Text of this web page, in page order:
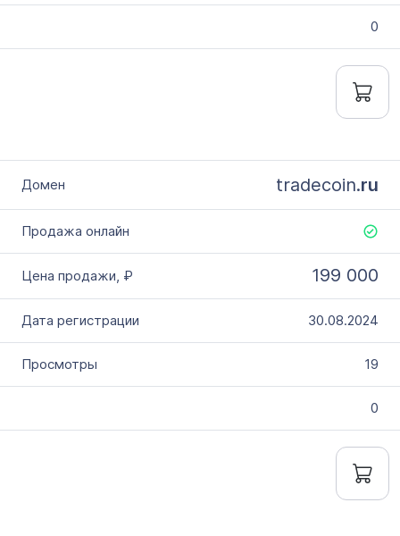
0
tradecoin.ru
199 000
30.08.2024
19
0